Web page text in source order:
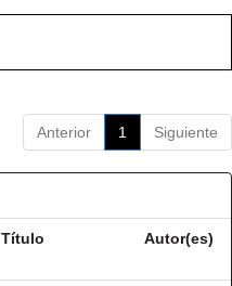
Anterior 1 Siguiente
Título Autor(es)